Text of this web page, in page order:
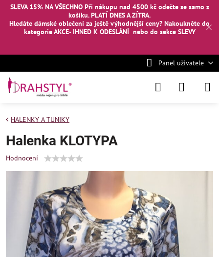
✕
SLEVA 15% NA VŠECHNO Při nákupu nad 4500 kč odečte se samo z
košíku. PLATÍ DNES A ZÍTRA.
Hledáte dámské oblečení za ještě výhodnější ceny? Nakoukněte do
kategorie AKCE- IHNED K ODESLÁNÍ nebo do sekce SLEVY
Panel uživatele
HALENKY A TUNIKY
Halenka KLOTYPA
Hodnocení